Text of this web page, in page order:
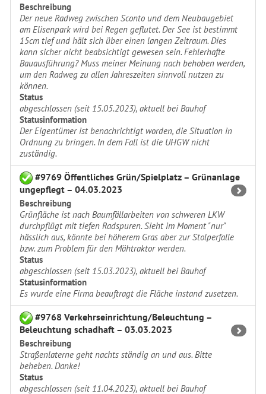
Beschreibung
Der neue Radweg zwischen Sconto und dem Neubaugebiet
am Elisenpark wird bei Regen geflutet. Der See ist bestimmt
15cm tief und hält sich über einen langen Zeitraum. Dies
kann sicher nicht beabsichtigt gewesen sein. Fehlerhafte
Bauausführung? Muss meiner Meinung nach behoben werden,
um den Radweg zu allen Jahreszeiten sinnvoll nutzen zu
können.
Status
abgeschlossen (seit 15.05.2023), aktuell bei Bauhof
Statusinformation
Der Eigentümer ist benachrichtigt worden, die Situation in
Ordnung zu bringen. In dem Fall ist die UHGW nicht
zuständig.
#9769 Öffentliches Grün/Spielplatz – Grünanlage
ungepflegt – 04.03.2023
Beschreibung
Grünfläche ist nach Baumfällarbeiten von schweren LKW
durchpflügt mit tiefen Radspuren. Sieht im Moment "nur"
hässlich aus, könnte bei höherem Gras aber zur Stolperfalle
bzw. zum Problem für den Mähtraktor werden.
Status
abgeschlossen (seit 15.03.2023), aktuell bei Bauhof
Statusinformation
Es wurde eine Firma beauftragt die Fläche instand zusetzen.
#9768 Verkehrseinrichtung/Beleuchtung –
Beleuchtung schadhaft – 03.03.2023
Beschreibung
Straßenlaterne geht nachts ständig an und aus. Bitte
beheben. Danke!
Status
abgeschlossen (seit 11.04.2023), aktuell bei Bauhof